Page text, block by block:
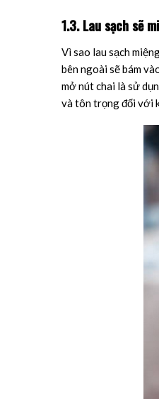
1.3. Lau sạch sẽ
Vì sao lau sạch
bên ngoài sẽ bám
mở nút chai là sử
và tôn trọng đối với